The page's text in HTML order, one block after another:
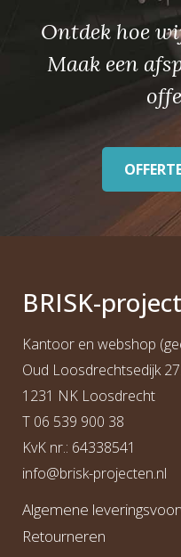
Ontdek hoe
Maak een
BRISK-
Kantoor en webshop
Oud Loosdrechtsedijk
1231 NK Loosdrecht
T 06 539 900 38
KvK nr.: 64338541
info@brisk-projecten.nl
Algemene
Retourneren